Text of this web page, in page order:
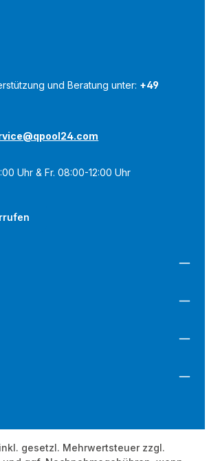
und Beratung unter: +49
Uhr & Fr. 08:00-12:00 Uhr
gesetzl. Mehrwertsteuer zzgl.